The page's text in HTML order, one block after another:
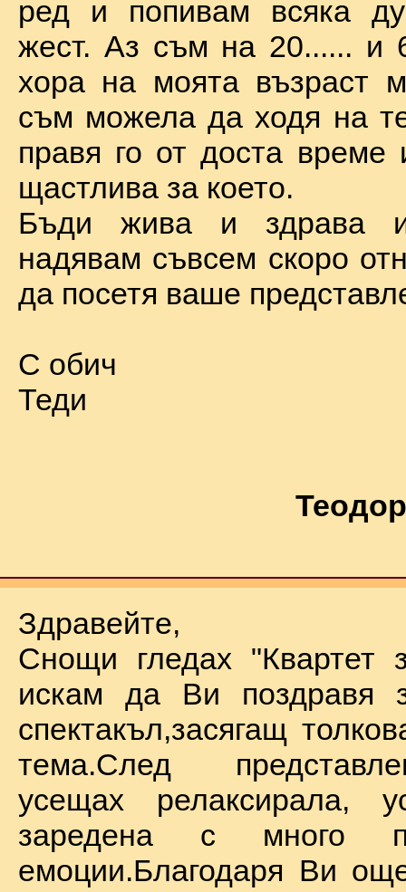
ред и попивам всяка
жест. Аз съм на 20...... и
хора на моята възраст
съм можела да ходя на
правя го от доста време
щастлива за което.
Бъди жива и здрава
надявам съвсем скоро
да посетя ваше
С обич
Теди
Здравейте,
Снощи гледах "Квартет
искам да Ви поздравя
спектакъл,засягащ
тема.След
усещах релаксирала,
заредена с много
емоции.Благодаря Ви